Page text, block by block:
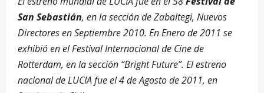
San Sebastián, en la sección de Zabaltegi, Nuevos
Directores en Septiembre 2010. En Enero de 2011 se
exhibió en el Festival Internacional de Cine de
Rotterdam, en la sección “Bright Future”. El estreno
nacional de LUCIA fue el 4 de Agosto de 2011, en